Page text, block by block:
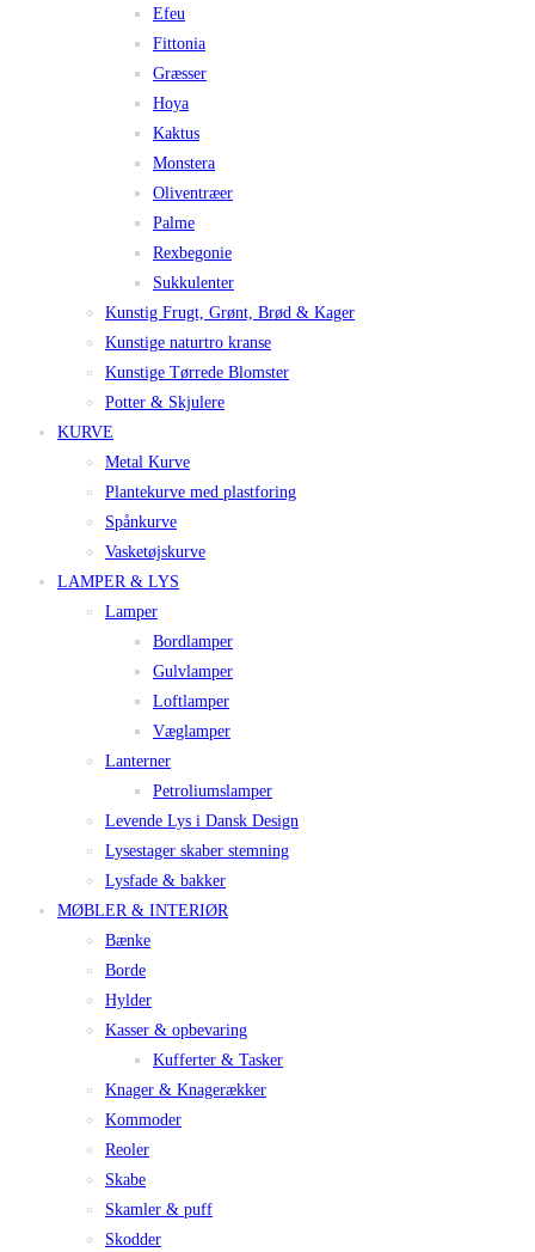
Efeu
Fittonia
Græsser
Hoya
Kaktus
Monstera
Oliventræer
Palme
Rexbegonie
Sukkulenter
Kunstig Frugt, Grønt, Brød & Kager
Kunstige naturtro kranse
Kunstige Tørrede Blomster
Potter & Skjulere
KURVE
Metal Kurve
Plantekurve med plastforing
Spånkurve
Vasketøjskurve
LAMPER & LYS
Lamper
Bordlamper
Gulvlamper
Loftlamper
Væglamper
Lanterner
Petroliumslamper
Levende Lys i Dansk Design
Lysestager skaber stemning
Lysfade & bakker
MØBLER & INTERIØR
Bænke
Borde
Hylder
Kasser & opbevaring
Kufferter & Tasker
Knager & Knagerækker
Kommoder
Reoler
Skabe
Skamler & puff
Skodder